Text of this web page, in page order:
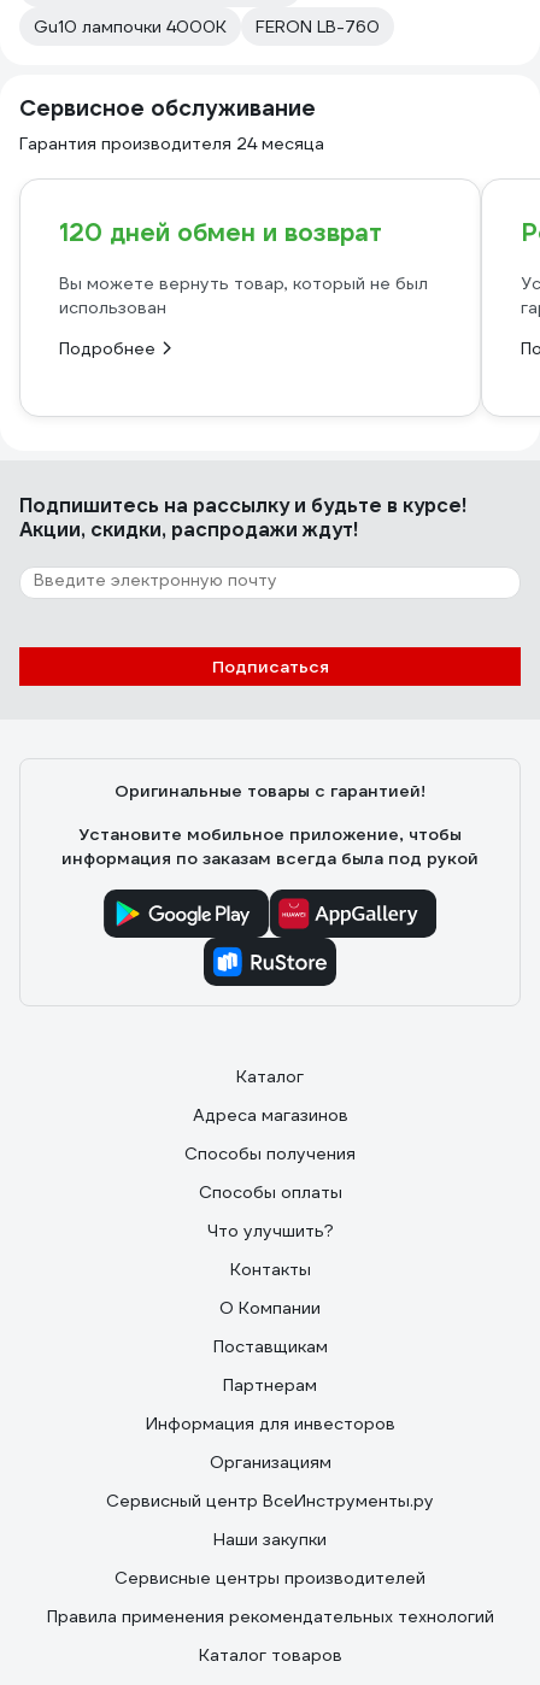
Gu10 лампочки 4000K
FERON LB-760
Сервисное обслуживание
Гарантия производителя 24 месяца
120 дней обмен и возврат
Вы можете вернуть товар, который не был
использован
Подробнее
Подпишитесь на рассылкуи будьте в курсе!
Акции, скидки, распродажи ждут!
Подписаться
Оригинальные товары с гарантией!
Установите мобильное приложение, чтобы
информация по заказам всегда была под рукой
Каталог
Адреса магазинов
Способы получения
Способы оплаты
Что улучшить?
Контакты
О Компании
Поставщикам
Партнерам
Информация для инвесторов
Организациям
Сервисный центр ВсеИнструменты.ру
Наши закупки
Сервисные центры производителей
Правила применения рекомендательных технологий
Каталог товаров